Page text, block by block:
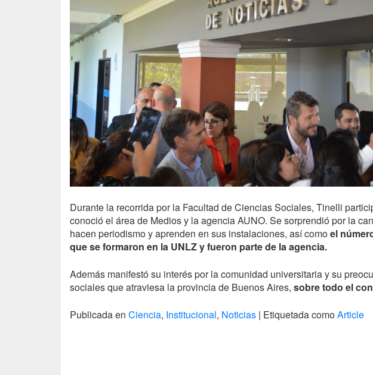
Durante la recorrida por la Facultad de Ciencias Sociales, Tinelli
conoció el área de Medios y la agenciaAUNO. Se sorprendió por la
hacen periodismo y aprenden en sus instalaciones, así comoel
que se formaron en la UNLZy fueron parte de la agencia.
Además manifestó su interés por la comunidad universitaria y su
sociales que atraviesa la provincia de Buenos Aires, sobre todo el
Publicada en Ciencia, Institucional, Noticias | Etiquetada comoArticle